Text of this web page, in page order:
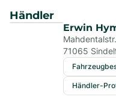
Händler
Erwin
71065
Händler-